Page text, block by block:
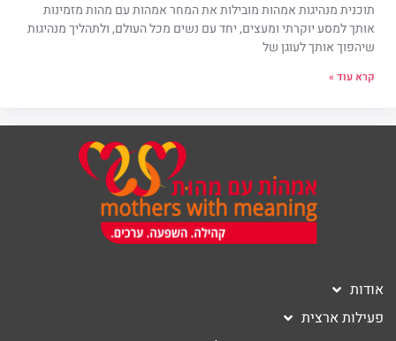
תוכנית מנהיגות אמהות מובילות את המחר אמהות עם מהות מזמינות
אותך למסע יוקרתי ומעצים, יחד עם נשים מכל העולם, ולתהליך מנהיגות
שיהפוך אותך לעוגן של
קרא עוד »
אודות
פעילות ארצית